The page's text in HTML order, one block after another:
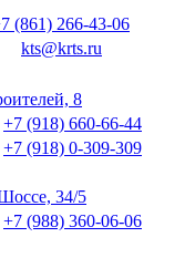
(861) 266-43-06
kts@krts.ru
8
+7 (918) 660-66-44
+7 (918) 0-309-309
34/5
+7 (988) 360-06-06